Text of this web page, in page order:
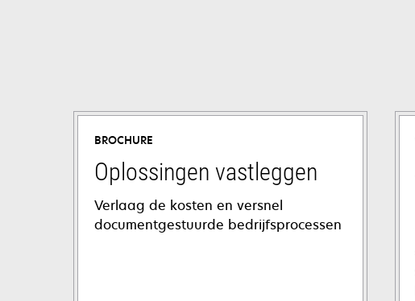
BROCHURE
Oplossingen vastleggen
Verlaag de kosten en versnel
documentgestuurde bedrijfsprocessen